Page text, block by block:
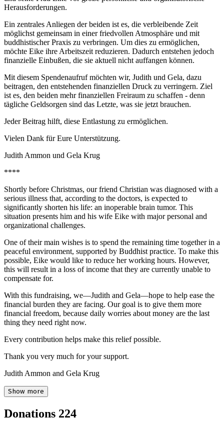
Herausforderungen.
Ein zentrales Anliegen der beiden ist es, die verbleibende Zeit
möglichst gemeinsam in einer friedvollen Atmosphäre und mit
buddhistischer Praxis zu verbringen. Um dies zu ermöglichen,
möchte Eike ihre Arbeitszeit reduzieren. Dadurch entstehen jedoch
finanzielle Einbußen, die sie aktuell nicht auffangen können.
Mit diesem Spendenaufruf möchten wir, Judith und Gela, dazu
beitragen, den entstehenden finanziellen Druck zu verringern. Ziel
ist es, den beiden mehr finanziellen Freiraum zu schaffen - denn
tägliche Geldsorgen sind das Letzte, was sie jetzt brauchen.
Jeder Beitrag hilft, diese Entlastung zu ermöglichen.
Vielen Dank für Eure Unterstützung.
Judith Ammon und Gela Krug
****
Shortly before Christmas, our friend Christian was diagnosed with a
serious illness that, according to the doctors, is expected to
significantly shorten his life: an inoperable brain tumor. This
situation presents him and his wife Eike with major personal and
organizational challenges.
One of their main wishes is to spend the remaining time together in a
peaceful environment, supported by Buddhist practice. To make this
possible, Eike would like to reduce her working hours. However,
this will result in a loss of income that they are currently unable to
compensate for.
With this fundraising, we—Judith and Gela—hope to help ease the
financial burden they are facing. Our goal is to give them more
financial freedom, because daily worries about money are the last
thing they need right now.
Every contribution helps make this relief possible.
Thank you very much for your support.
Judith Ammon and Gela Krug
Show more
Donations 224